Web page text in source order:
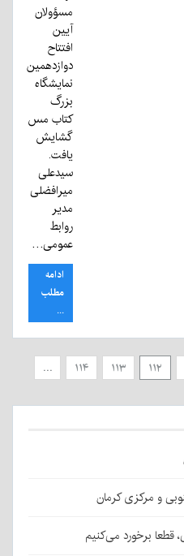
مسؤولان
آیین
افتتاح
دوازدهمین
نمایشگاه
بزرگ
کتاب مس
گشایش
یافت.
سیدعلی
میرافضلی
مدیر
روابط
عمومی…
ادامه
مطلب
...
۱۱۲ ۱۱۳ ۱۱۴
…
و مرکزی کرمان
قطعا برخورد می‌کنیم